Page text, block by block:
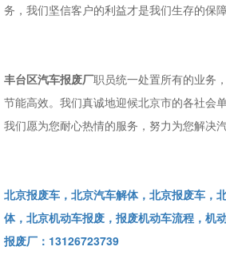
务，我们坚信客户的利益才是我们生存的保障
丰台区汽车报废厂职员统一处置所有的业务
节能高效。我们真诚地迎候北京市的各社会
我们愿为您耐心热情的服务，努力为您解决
北京报废车，北京汽车解体，北京报废车，
体，北京机动车报废，报废机动车流程，机
报废厂：13126723739